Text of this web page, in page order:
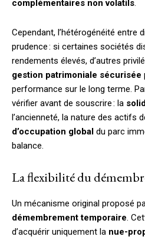
complémentaires non volatils.
Cependant, l’hétérogénéité entre
prudence : si certaines sociétés
rendements élevés, d’autres
gestion patrimoniale sécurisée
performance sur le long terme.
vérifier avant de souscrire : la
l’ancienneté, la nature des actifs
d’occupation global du parc
balance.
La flexibilité du
Un mécanisme original proposé
démembrement temporaire.
d’acquérir uniquement la nue-